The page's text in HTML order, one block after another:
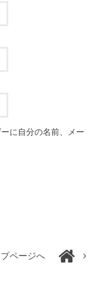
に自分の名前、メー
プページへ